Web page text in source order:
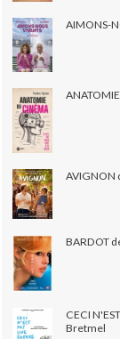
AIMONS-
AVIGNON
BARDOT
CECI
Bretmel